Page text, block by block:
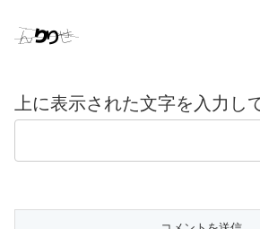
上に表示された文字を入力し